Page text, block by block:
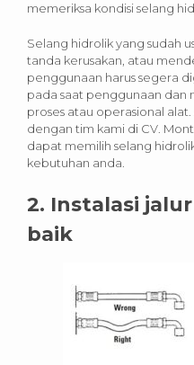
memeriksa kondisi selang
Selang hidrolik yang sudah
tanda kerusakan, atau
penggunaan harus segera
pada saat penggunaan
proses atau operasional
dengan tim kami di CV.
dapat memilih selang
kebutuhan anda.
2. Instalasi
baik